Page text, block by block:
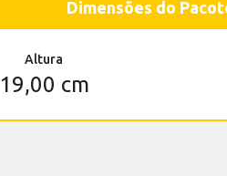
Dimensões do
Altura
19,00 cm